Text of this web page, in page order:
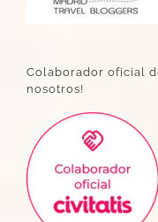
Colaborador oficial
nosotros!